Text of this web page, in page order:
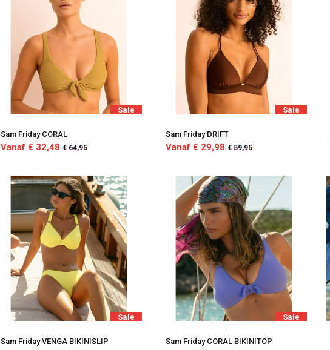
Sale
Sam Friday CORAL
Vanaf € 32,48 € 64,95
Sale
Sam Friday DRIFT
Vanaf € 29,98 € 59,95
Sale
Sam Friday VENGA BIKINISLIP
Sale
Sam Friday CORAL BIKINITOP